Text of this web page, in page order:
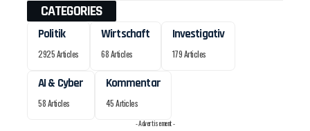
CATEGORIES
Politik
2925 Articles
Wirtschaft
68 Articles
Investigativ
179 Articles
AI & Cyber
58 Articles
Kommentar
45 Articles
- Advertisement -